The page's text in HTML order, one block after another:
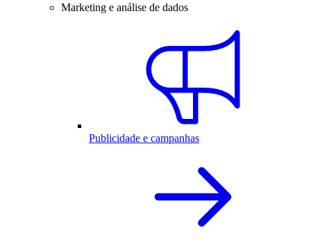
Marketing e análise de dados
Publicidade e campanhas